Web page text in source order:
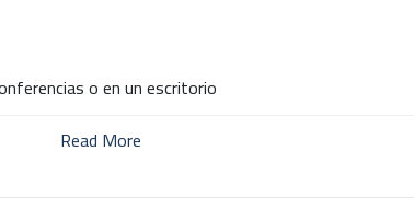
o en un escritorio
Read More